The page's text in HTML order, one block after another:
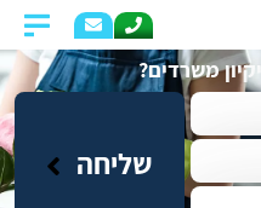
משרדים?
שליחה